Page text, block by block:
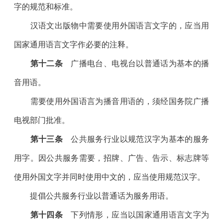
字的规范和标准。
汉语文出版物中需要使用外国语言文字的，应当用
国家通用语言文字作必要的注释。
第十二条 广播电台、电视台以普通话为基本的播
音用语。
需要使用外国语言为播音用语的，须经国务院广播
电视部门批准。
第十三条 公共服务行业以规范汉字为基本的服务
用字。因公共服务需要，招牌、广告、告示、标志牌等
使用外国文字并同时使用中文的，应当使用规范汉字。
提倡公共服务行业以普通话为服务用语。
第十四条 下列情形，应当以国家通用语言文字为